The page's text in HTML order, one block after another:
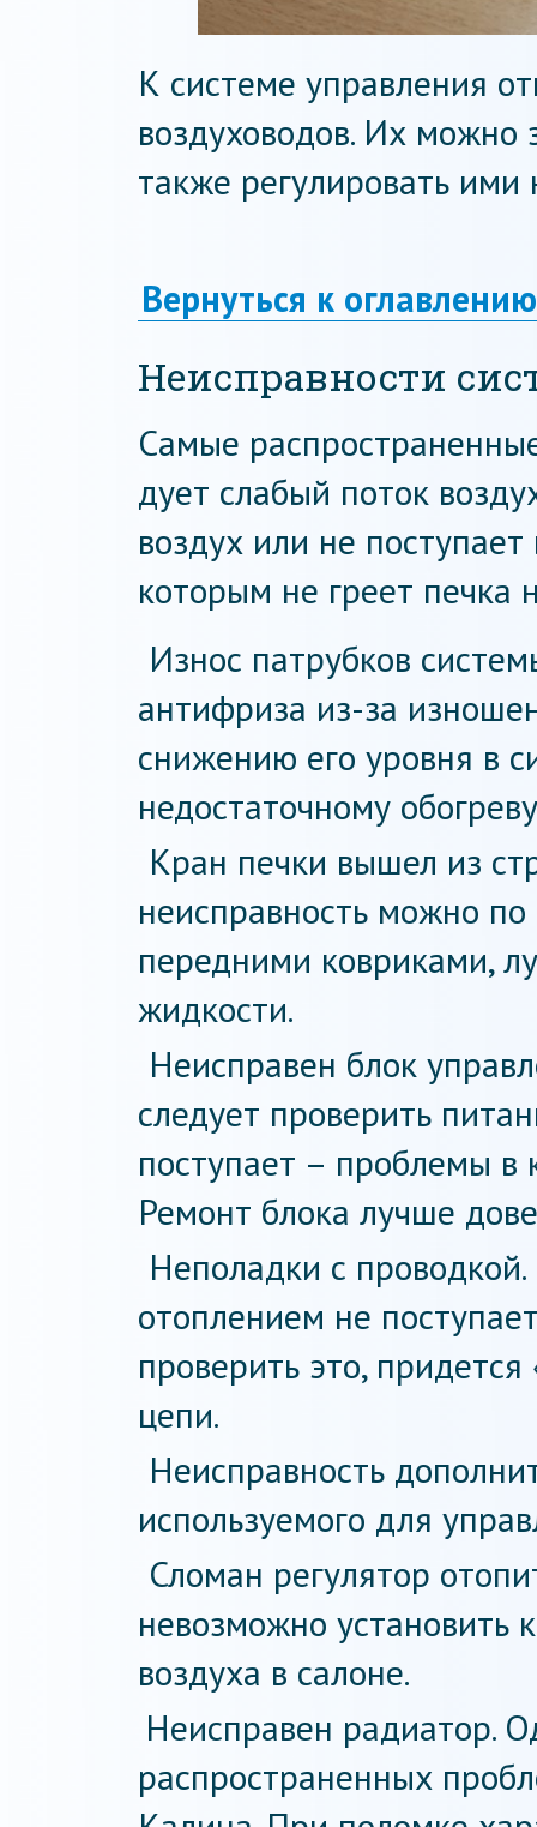
К системе управления
воздуховодов. Их можно
также регулировать ими
Вернуться к оглавлению
Неисправности
Самые
дует слабый поток
воздух или не
которым не греет печка
Износ патрубков
антифриза из-за
снижению его уровня в
недостаточному
Кран печки вышел из
неисправность можно
передними ковриками,
жидкости.
Неисправен блок
следует проверить
поступает – проблемы в
Ремонт блока лучше
Неполадки с
отоплением не
проверить это, придется
цепи.
Неисправность
используемого для
Сломан регулятор
невозможно установить
воздуха в салоне.
Неисправен радиатор.
распространенных